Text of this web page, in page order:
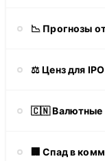
📉 Прогнозы
⚖️ Ценз для IPO
🇨🇳 Валютные
🏢 Спад в